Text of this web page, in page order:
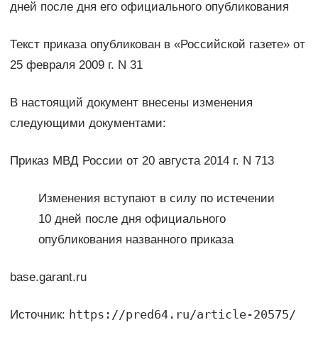
дней после дня его официального опубликования
Текст приказа опубликован в «Российской газете» от
25 февраля 2009 г. N 31
В настоящий документ внесены изменения
следующими документами:
Приказ МВД России от 20 августа 2014 г. N 713
Изменения вступают в силу по истечении
10 дней после дня официального
опубликования названного приказа
base.garant.ru
Источник: https://pred64.ru/article-20575/